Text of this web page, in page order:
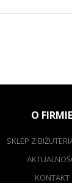
O FIRMIE
SKLEP Z
KONTAKT